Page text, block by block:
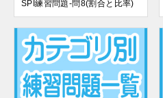
SPI練習問題-問8(割合と比率)